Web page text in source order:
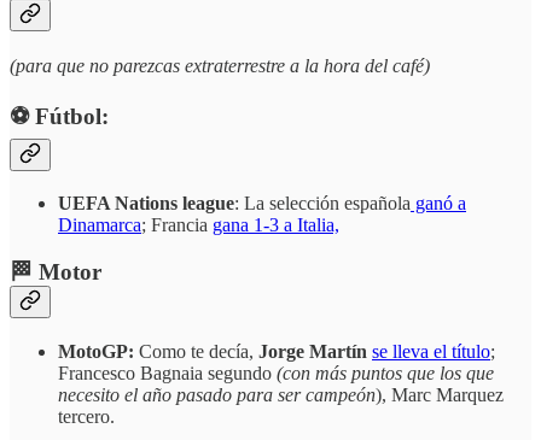
(para que no parezcas extraterrestre a la hora del café)
⚽️ Fútbol:
UEFA Nations league: La selección española ganó a
Dinamarca; Francia gana 1-3 a Italia,
🏁 Motor
MotoGP: Como te decía, Jorge Martín se lleva el título;
Francesco Bagnaia segundo (con más puntos que los que
necesito el año pasado para ser campeón), Marc Marquez
tercero.